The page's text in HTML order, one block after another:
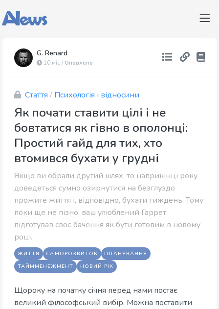
G. Renard
10 міс / Оновлено
Стаття / Психологія і відносини
Як почати ставити цілі і не
бовтатися як гівно в ополонці:
Простий гайд для тих, хто
втомився бухати у грудні
Якщо ви обрали другий шлях, то наприкінці року
доведеться сумно озирнутися на безглуздо
прожите життя і, відповідно, бухати тиждень. Тому
поки ще не пізно, ваш улюблений Гаррет
підготував своє бачення як бути готовим в новому
році.
ЖИТТЯ САМОРОЗВИТОК
ПЛАНУВАННЯ
ТАЙММЕНЕЖМЕНТ
НОВИЙ РІК
Щороку на початку січня перед нами постає
великий філософський вибір. Можна поставити